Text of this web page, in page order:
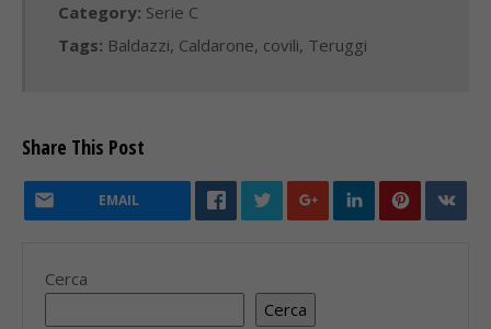
Category: Serie C
Tags: Baldazzi, Caldarone, covili, Teruggi
Share This Post
EMAIL
Cerca
Cerca